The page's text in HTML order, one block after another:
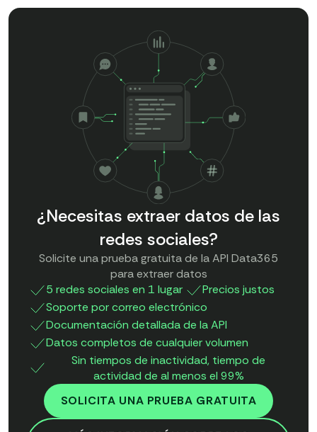
¿Necesitas extraer datos de las
redes sociales?
Solicite una prueba gratuita de la API Data365
para extraer datos
5 redes sociales en 1 lugar
Precios justos
Soporte por correo electrónico
Documentación detallada de la API
Datos completos de cualquier volumen
Sin tiempos de inactividad, tiempo de
actividad de al menos el 99%
SOLICITA UNA PRUEBA GRATUITA